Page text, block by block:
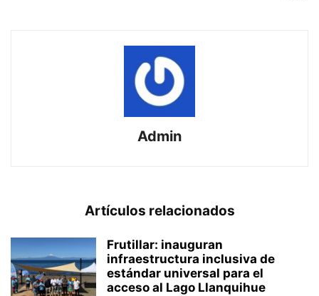
Admin
Artículos relacionados
Frutillar: inauguran
infraestructura inclusiva de
estándar universal para el
acceso al Lago Llanquihue